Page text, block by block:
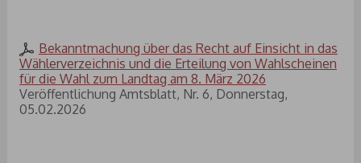
Bekanntmachung über das Recht auf Einsicht in das
Wählerverzeichnis und die Erteilung von Wahlscheinen
für die Wahl zum Landtag am 8. März 2026
Veröffentlichung Amtsblatt, Nr. 6, Donnerstag,
05.02.2026